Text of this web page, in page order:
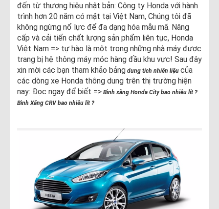
đến từ thương hiệu nhật bản: Công ty Honda với hành
trình hơn 20 năm có mặt tại Việt Nam, Chúng tôi đã
không ngừng nổ lực để đa dạng hóa mẫu mã. Nâng
cấp và cải tiến chất lượng sản phẩm liên tục, Honda
Việt Nam => tự hào là một trong những nhà máy được
trang bị hệ thông máy móc hàng đầu khu vực! Sau đây
xin mời các bạn tham khảo bảng dung tích nhiên liệu của
các dòng xe Honda thông dung trên thị trường hiện
nay: Đọc ngay để biết => Bình xăng Honda City bao nhiêu lít ?
Bình Xăng CRV bao nhiêu lít ?